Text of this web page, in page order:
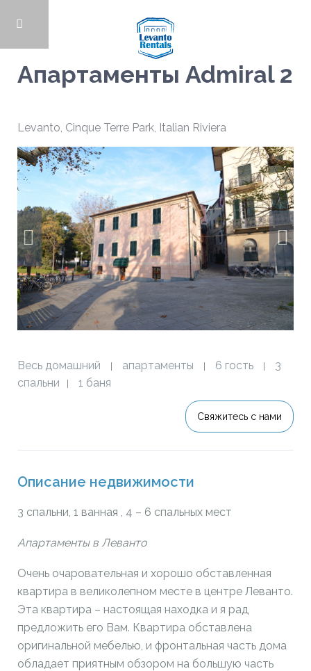
Апартаменты Admiral 2
Levanto, Cinque Terre Park, Italian Riviera
Весь домашний | апартаменты | 6 гость |
3
спальни
| 1 баня
Свяжитесь с нами
Описание недвижимости
3 спальни, 1 ванная , 4 – 6 спальных мест
Апартаменты в Леванто
Очень очаровательная и хорошо обставленная
квартира в великолепном месте в центре Леванто.
Эта квартира – настоящая находка и я рад
предложить его Вам. Квартира обставлена
оригинальной мебелью, и фронтальная часть дома
обладает приятным обзором на большую часть